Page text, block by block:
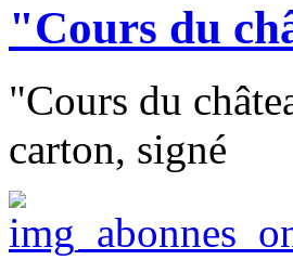
"Cours du
"Cours du
carton, signé